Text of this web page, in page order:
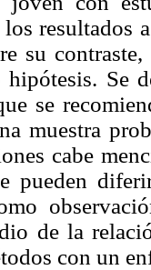
resultados
su
hipótesis. Se
se
muestra
cabe
pueden
de la
con un